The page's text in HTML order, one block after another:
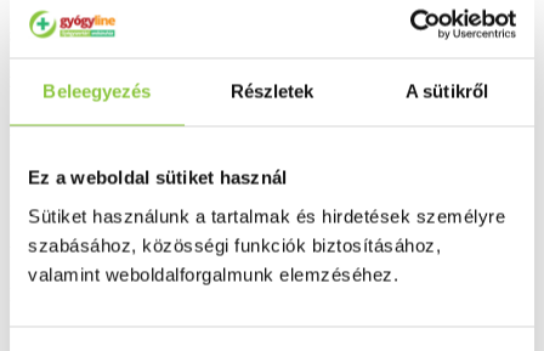
Beleegyezés Részletek A sütikről
Ez a weboldal sütiket használ
Sütiket használunk a tartalmak és hirdetések személyre
szabásához, közösségi funkciók biztosításához,
valamint weboldalforgalmunk elemzéséhez.
Szállítási információk
Fizetési információk
Bővebben ...
Ingyenes szállítás 18 000 Ft felett
Minőségellenőrzött termékek
Valós gyógyszertári háttér